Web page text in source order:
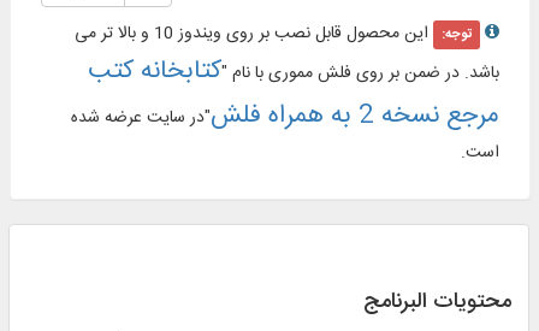
توجه:
این محصول قابل نصب بر روی ویندوز 10 و بالا تر می
باشد. در ضمن بر روی فلش مموری با نام "کتابخانه کتب
مرجع نسخه 2 به همراه فلش
"در سایت عرضه شده
است.
محتويات البرنامج